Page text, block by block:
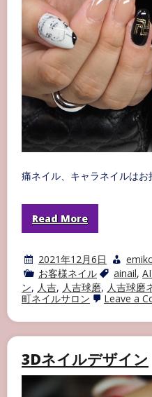
痛ネイル、キャラネイルはお
Read More
2021年12月6日
お客様ネイル
ainail,
ン, 人吉, 人吉球磨, 人吉球磨
町ネイルサロン
Leave a
3Dネイルデザイン